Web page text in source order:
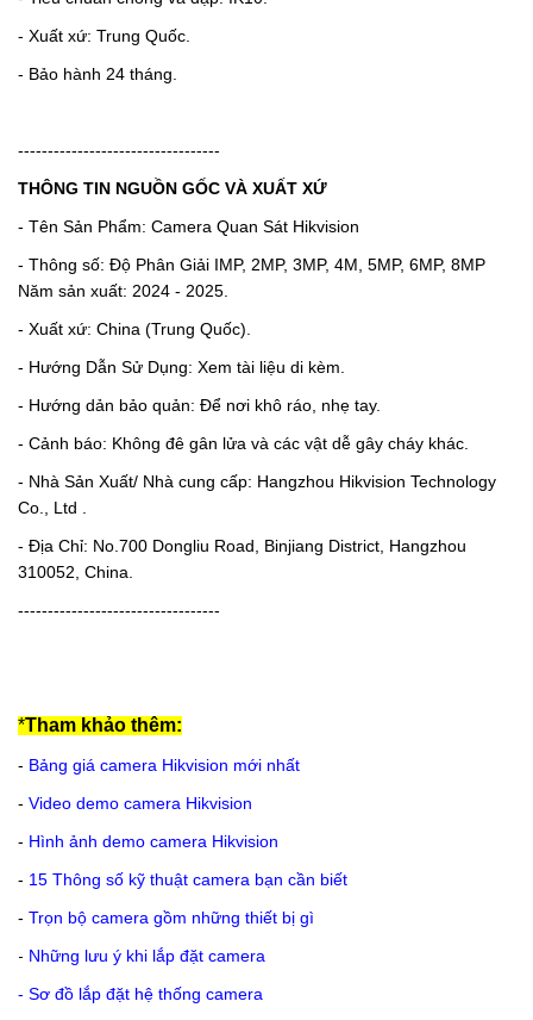
- Xuất xứ: Trung Quốc.
- Bảo hành 24 tháng.
----------------------------------
THÔNG TIN NGUỒN GỐC VÀ XUẤT XỨ
- Tên Sản Phẩm: Camera Quan Sát Hikvision
- Thông số: Độ Phân Giải IMP, 2MP, 3MP, 4M, 5MP, 6MP, 8MP
Năm sản xuất: 2024 - 2025.
- Xuất xứ: China (Trung Quốc).
- Hướng Dẫn Sử Dụng: Xem tài liệu di kèm.
- Hướng dản bảo quản: Để nơi khô ráo, nhẹ tay.
- Cảnh báo: Không đê gân lửa và các vật dễ gây cháy khác.
- Nhà Sản Xuất/ Nhà cung cấp: Hangzhou Hikvision Technology
Co., Ltd .
- Địa Chỉ: No.700 Dongliu Road, Binjiang District, Hangzhou
310052, China.
----------------------------------
*Tham khảo thêm:
- Bảng giá camera Hikvision mới nhất
- Video demo camera Hikvision
- Hình ảnh demo camera Hikvision
- 15 Thông số kỹ thuật camera bạn cần biết
- Trọn bộ camera gồm những thiết bị gì
- Những lưu ý khi lắp đặt camera
- Sơ đồ lắp đặt hệ thống camera